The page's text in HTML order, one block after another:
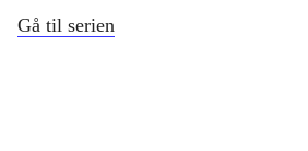
Gå til serien